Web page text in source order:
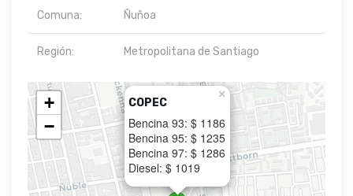
Comuna: Ñuñoa
Región: Metropolitana de Santiago
COPEC
Bencina 93: $ 1186
Bencina 95: $ 1235
Bencina 97: $ 1286
Diesel: $ 1019
×
+
−